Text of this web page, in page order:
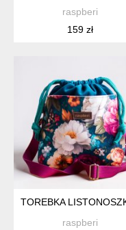
raspberi
159 zł
TOREBKA
raspberi